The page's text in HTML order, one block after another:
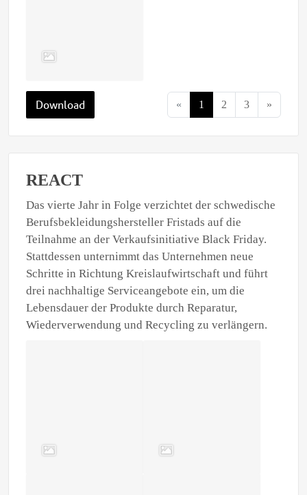
Download « 1 2 3 »
REACT
Das vierte Jahr in Folge verzichtet der schwedische
Berufsbekleidungshersteller Fristads auf die
Teilnahme an der Verkaufsinitiative Black Friday.
Stattdessen unternimmt das Unternehmen neue
Schritte in Richtung Kreislaufwirtschaft und führt
drei nachhaltige Serviceangebote ein, um die
Lebensdauer der Produkte durch Reparatur,
Wiederverwendung und Recycling zu verlängern.